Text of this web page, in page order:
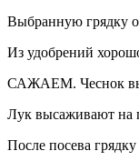
Выбранную грядку
Из удобрений
САЖАЕМ. Чеснок
Лук высаживают на
После посева